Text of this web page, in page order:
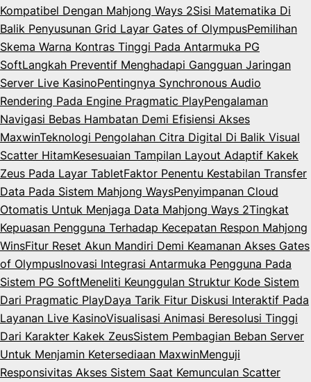
Kompatibel Dengan Mahjong Ways 2Sisi Matematika Di
Balik Penyusunan Grid Layar Gates of OlympusPemilihan
Skema Warna Kontras Tinggi Pada Antarmuka PG
SoftLangkah Preventif Menghadapi Gangguan Jaringan
Server Live KasinoPentingnya Synchronous Audio
Rendering Pada Engine Pragmatic PlayPengalaman
Navigasi Bebas Hambatan Demi Efisiensi Akses
MaxwinTeknologi Pengolahan Citra Digital Di Balik Visual
Scatter HitamKesesuaian Tampilan Layout Adaptif Kakek
Zeus Pada Layar TabletFaktor Penentu Kestabilan Transfer
Data Pada Sistem Mahjong WaysPenyimpanan Cloud
Otomatis Untuk Menjaga Data Mahjong Ways 2Tingkat
Kepuasan Pengguna Terhadap Kecepatan Respon Mahjong
WinsFitur Reset Akun Mandiri Demi Keamanan Akses Gates
of OlympusInovasi Integrasi Antarmuka Pengguna Pada
Sistem PG SoftMeneliti Keunggulan Struktur Kode Sistem
Dari Pragmatic PlayDaya Tarik Fitur Diskusi Interaktif Pada
Layanan Live KasinoVisualisasi Animasi Beresolusi Tinggi
Dari Karakter Kakek ZeusSistem Pembagian Beban Server
Untuk Menjamin Ketersediaan MaxwinMenguji
Responsivitas Akses Sistem Saat Kemunculan Scatter